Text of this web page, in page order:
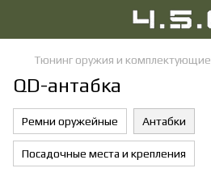
Тюнинг оружия и комплектующие
QD-антабка
Ремни оружейные Антабки
Посадочные места и крепления